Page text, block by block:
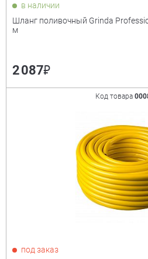
в наличии
Шланг поливочный Grinda
м
2 087₽
Код товара
под заказ